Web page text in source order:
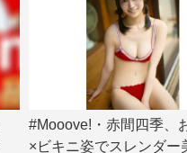
#Mooove!・赤間四季、
×ビキニ姿でスレンダー